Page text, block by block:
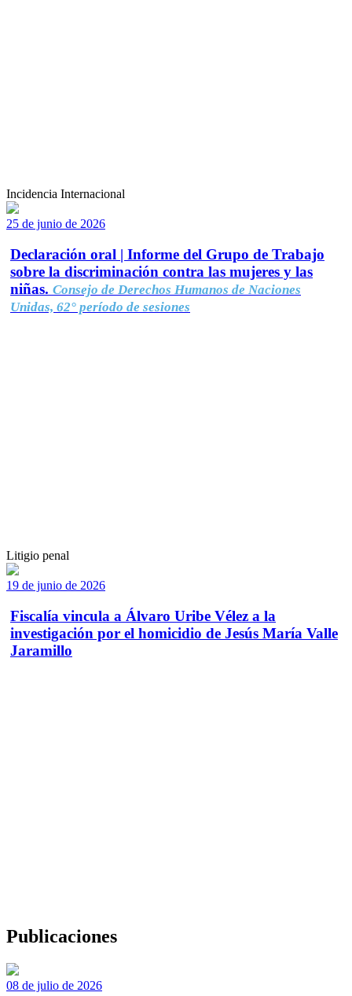
Incidencia Internacional
25 de junio de 2026
Declaración oral | Informe del Grupo de Trabajo
sobre la discriminación contra las mujeres y las
niñas. Consejo de Derechos Humanos de Naciones
Unidas, 62° período de sesiones
Litigio penal
19 de junio de 2026
Fiscalía vincula a Álvaro Uribe Vélez a la
investigación por el homicidio de Jesús María Valle
Jaramillo
Publicaciones
08 de julio de 2026